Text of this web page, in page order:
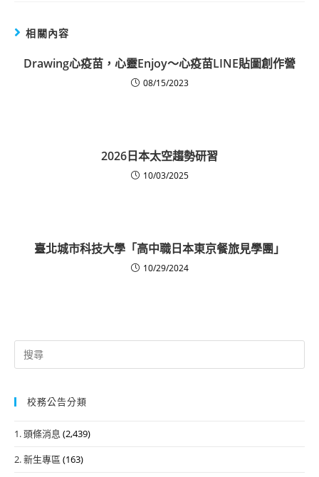
相關內容
Drawing心疫苗，心靈Enjoy〜心疫苗LINE貼圖創作營
08/15/2023
2026日本太空趨勢研習
10/03/2025
臺北城市科技大學「高中職日本東京餐旅見學團」
10/29/2024
Search
for:
校務公告分類
1. 頭條消息 (2,439)
2. 新生專區 (163)